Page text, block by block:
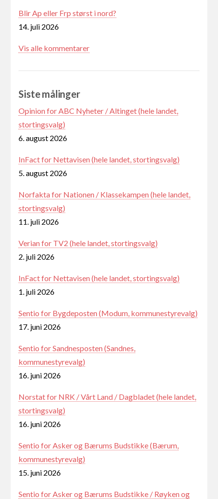
Blir Ap eller Frp størst i nord?
14. juli 2026
Vis alle kommentarer
Siste målinger
Opinion for ABC Nyheter / Altinget (hele landet,
stortingsvalg)
6. august 2026
InFact for Nettavisen (hele landet, stortingsvalg)
5. august 2026
Norfakta for Nationen / Klassekampen (hele landet,
stortingsvalg)
11. juli 2026
Verian for TV2 (hele landet, stortingsvalg)
2. juli 2026
InFact for Nettavisen (hele landet, stortingsvalg)
1. juli 2026
Sentio for Bygdeposten (Modum, kommunestyrevalg)
17. juni 2026
Sentio for Sandnesposten (Sandnes,
kommunestyrevalg)
16. juni 2026
Norstat for NRK / Vårt Land / Dagbladet (hele landet,
stortingsvalg)
16. juni 2026
Sentio for Asker og Bærums Budstikke (Bærum,
kommunestyrevalg)
15. juni 2026
Sentio for Asker og Bærums Budstikke / Røyken og